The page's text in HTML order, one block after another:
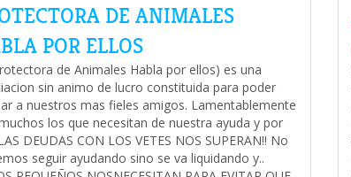
DE ANIMALES
POR ELLOS
de Animales Habla por ellos) es una
sin animo de lucro constituida para poder
a nuestros mas fieles amigos. Lamentablemente
los que necesitan de nuestra ayuda y por
DEUDAS CON LOS VETES NOS SUPERAN!! No
seguir ayudando sino se va liquidando y..